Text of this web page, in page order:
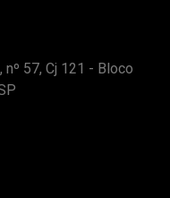
nº 57, Cj 121 - Bloco